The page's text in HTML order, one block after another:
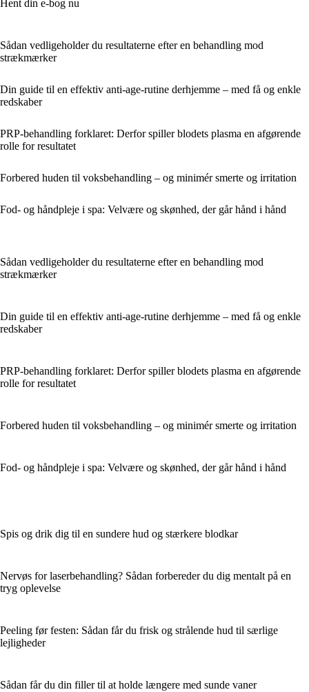
Hent din e-bog nu
Sådan vedligeholder du resultaterne efter en behandling mod
strækmærker
Din guide til en effektiv anti-age-rutine derhjemme – med få og enkle
redskaber
PRP-behandling forklaret: Derfor spiller blodets plasma en afgørende
rolle for resultatet
Forbered huden til voksbehandling – og minimér smerte og irritation
Fod- og håndpleje i spa: Velvære og skønhed, der går hånd i hånd
Sådan vedligeholder du resultaterne efter en behandling mod
strækmærker
Din guide til en effektiv anti-age-rutine derhjemme – med få og enkle
redskaber
PRP-behandling forklaret: Derfor spiller blodets plasma en afgørende
rolle for resultatet
Forbered huden til voksbehandling – og minimér smerte og irritation
Fod- og håndpleje i spa: Velvære og skønhed, der går hånd i hånd
Spis og drik dig til en sundere hud og stærkere blodkar
Nervøs for laserbehandling? Sådan forbereder du dig mentalt på en
tryg oplevelse
Peeling før festen: Sådan får du frisk og strålende hud til særlige
lejligheder
Sådan får du din filler til at holde længere med sunde vaner